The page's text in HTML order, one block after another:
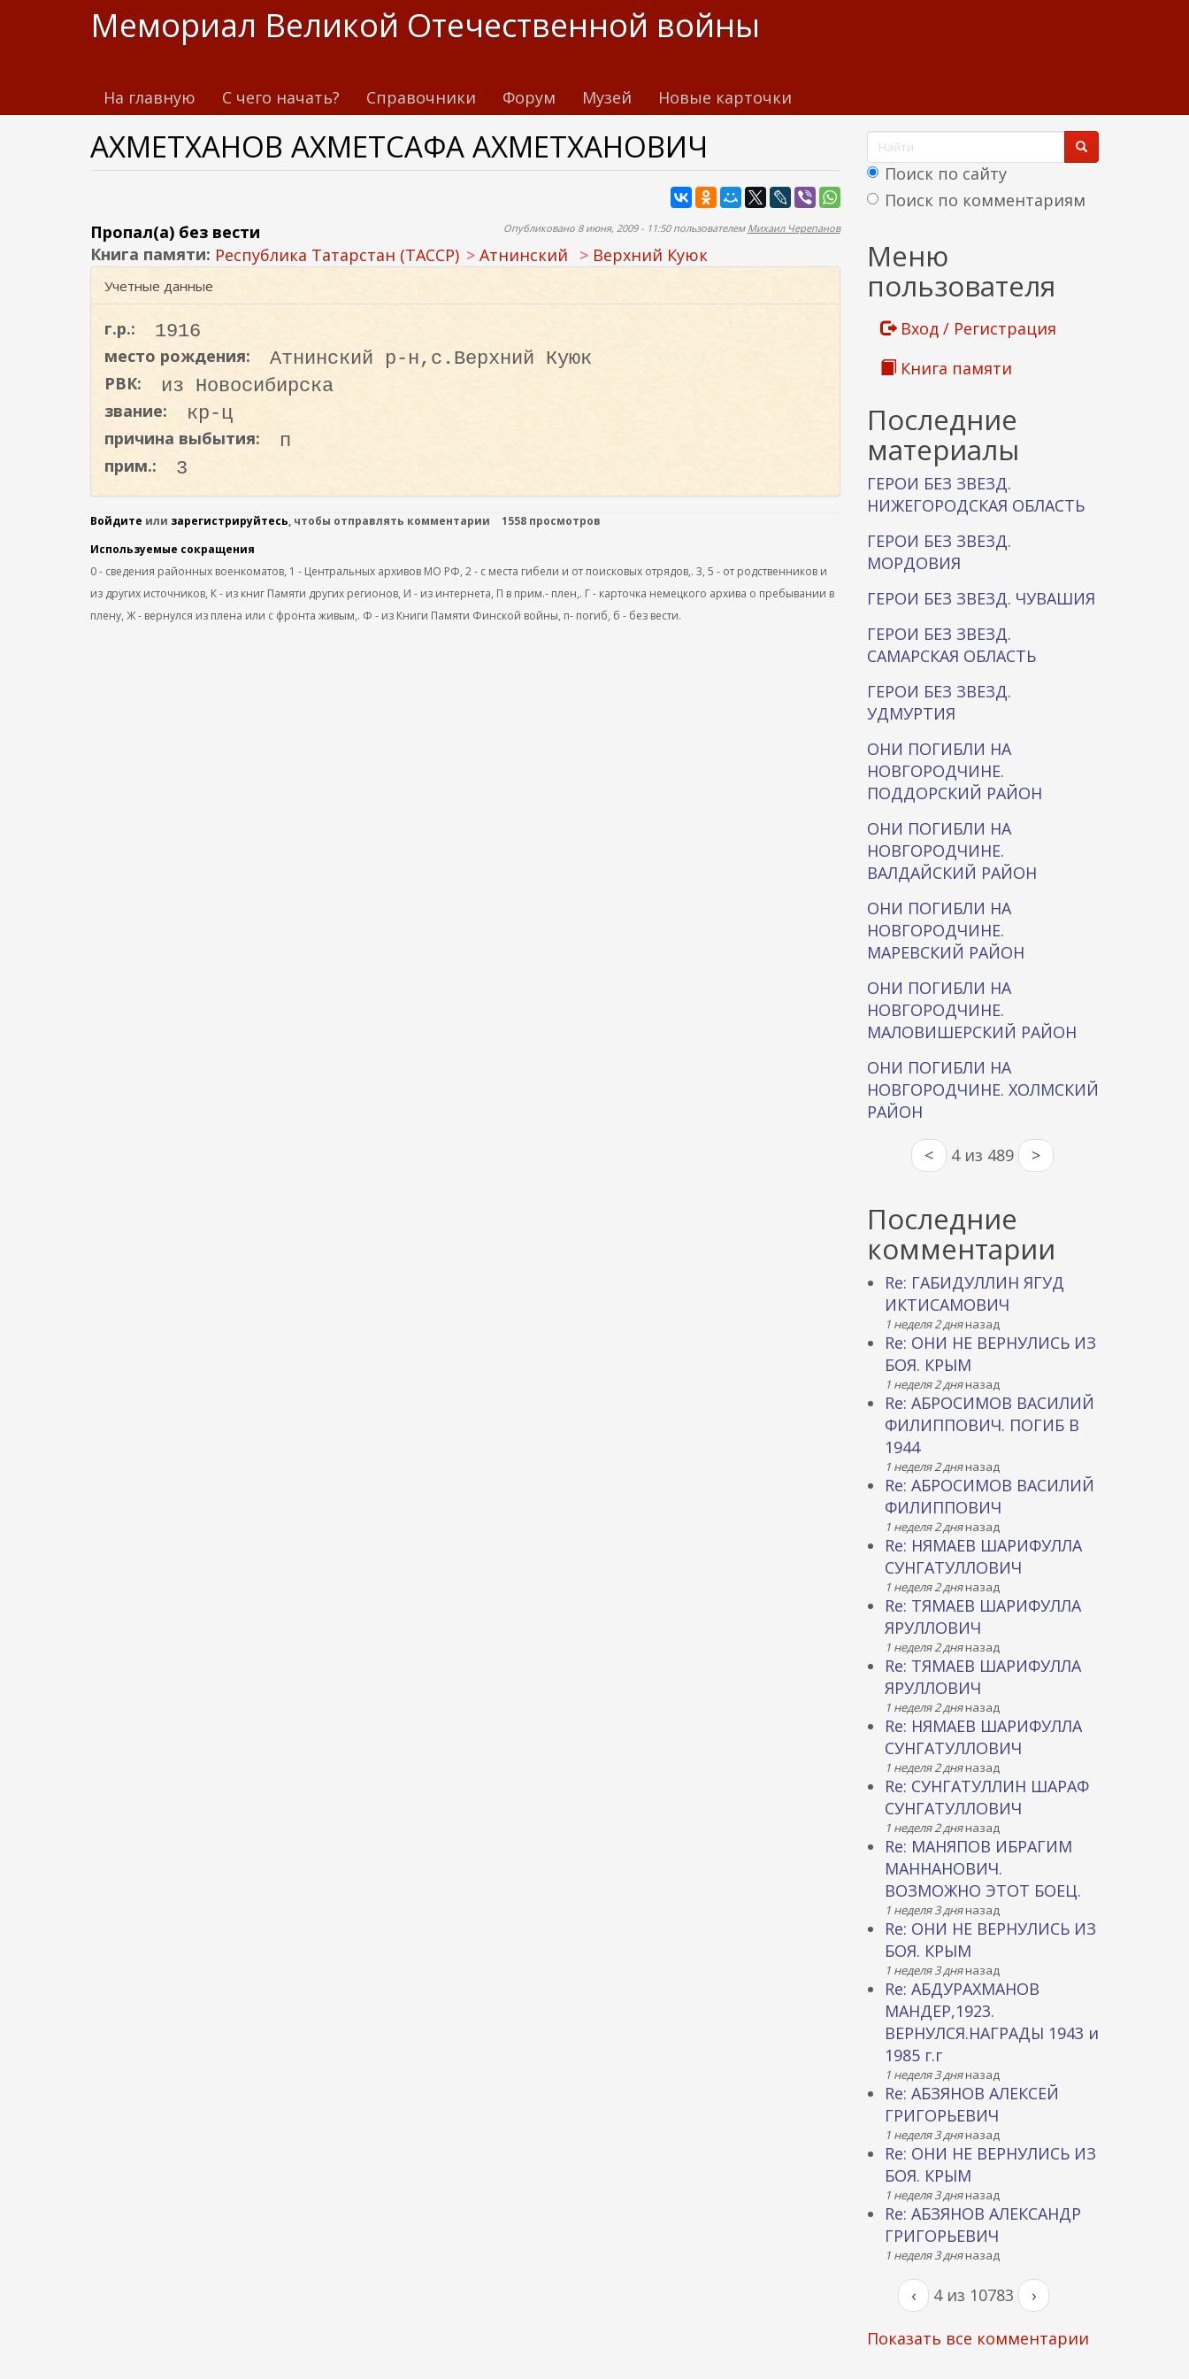
т
Мемориал Великой Отечественной войны
На главную С чего начать? Справочники Форум Музей Новые карточки
АХМЕТХАНОВ АХМЕТСАФА АХМЕТХАНОВИЧ
Опубликовано 8 июня, 2009 - 11:50 пользователем Михаил Черепанов
Пропал(а) без вести
Книга памяти: Республика Татарстан (ТАССР) Атнинский Верхний Куюк
Учетные данные
г.р.: 1916
место рождения: Атнинский р-н,с.Верхний Куюк
РВК: из Новосибирска
звание: кр-ц
причина выбытия: п
прим.: 3
Войдите или зарегистрируйтесь, чтобы отправлять комментарии
1558 просмотров
Используемые сокращения
0 - сведения районных военкоматов, 1 - Центральных архивов МО РФ, 2 - с места гибели и от поисковых отрядов,. 3, 5 - от родственников и
из других источников, К - из книг Памяти других регионов, И - из интернета, П в прим.- плен,. Г - карточка немецкого архива о пребывании в
плену, Ж - вернулся из плена или с фронта живым,. Ф - из Книги Памяти Финской войны, п- погиб, б - без вести.
Ф
о
р
а
п
о
и
к
а
Поиск по сайту
Поиск по комментариям
Меню
пользователя
Вход / Регистрация
Книга памяти
Последние
материалы
ГЕРОИ БЕЗ ЗВЕЗД.
НИЖЕГОРОДСКАЯ ОБЛАСТЬ
ГЕРОИ БЕЗ ЗВЕЗД.
МОРДОВИЯ
ГЕРОИ БЕЗ ЗВЕЗД. ЧУВАШИЯ
ГЕРОИ БЕЗ ЗВЕЗД.
САМАРСКАЯ ОБЛАСТЬ
ГЕРОИ БЕЗ ЗВЕЗД.
УДМУРТИЯ
ОНИ ПОГИБЛИ НА
НОВГОРОДЧИНЕ.
ПОДДОРСКИЙ РАЙОН
ОНИ ПОГИБЛИ НА
НОВГОРОДЧИНЕ.
ВАЛДАЙСКИЙ РАЙОН
ОНИ ПОГИБЛИ НА
НОВГОРОДЧИНЕ.
МАРЕВСКИЙ РАЙОН
ОНИ ПОГИБЛИ НА
НОВГОРОДЧИНЕ.
МАЛОВИШЕРСКИЙ РАЙОН
ОНИ ПОГИБЛИ НА
НОВГОРОДЧИНЕ. ХОЛМСКИЙ
РАЙОН
< 4 из 489 >
Последние
комментарии
Re: ГАБИДУЛЛИН ЯГУД
ИКТИСАМОВИЧ
1 неделя 2 дняназад
Re: ОНИ НЕ ВЕРНУЛИСЬ ИЗ
БОЯ. КРЫМ
1 неделя 2 дняназад
Re: АБРОСИМОВ ВАСИЛИЙ
ФИЛИППОВИЧ. ПОГИБ В
1944
1 неделя 2 дняназад
Re: АБРОСИМОВ ВАСИЛИЙ
ФИЛИППОВИЧ
1 неделя 2 дняназад
Re: НЯМАЕВ ШАРИФУЛЛА
СУНГАТУЛЛОВИЧ
1 неделя 2 дняназад
Re: ТЯМАЕВ ШАРИФУЛЛА
ЯРУЛЛОВИЧ
1 неделя 2 дняназад
Re: ТЯМАЕВ ШАРИФУЛЛА
ЯРУЛЛОВИЧ
1 неделя 2 дняназад
Re: НЯМАЕВ ШАРИФУЛЛА
СУНГАТУЛЛОВИЧ
1 неделя 2 дняназад
Re: СУНГАТУЛЛИН ШАРАФ
СУНГАТУЛЛОВИЧ
1 неделя 2 дняназад
Re: МАНЯПОВ ИБРАГИМ
МАННАНОВИЧ.
ВОЗМОЖНО ЭТОТ БОЕЦ.
1 неделя 3 дняназад
Re: ОНИ НЕ ВЕРНУЛИСЬ ИЗ
БОЯ. КРЫМ
1 неделя 3 дняназад
Re: АБДУРАХМАНОВ
МАНДЕР,1923.
ВЕРНУЛСЯ.НАГРАДЫ 1943 и
1985 г.г
1 неделя 3 дняназад
Re: АБЗЯНОВ АЛЕКСЕЙ
ГРИГОРЬЕВИЧ
1 неделя 3 дняназад
Re: ОНИ НЕ ВЕРНУЛИСЬ ИЗ
БОЯ. КРЫМ
1 неделя 3 дняназад
Re: АБЗЯНОВ АЛЕКСАНДР
ГРИГОРЬЕВИЧ
1 неделя 3 дняназад
‹ 4 из 10783 ›
Показать все комментарии